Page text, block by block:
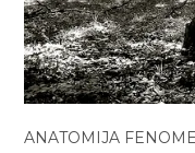
ANATOMIJA